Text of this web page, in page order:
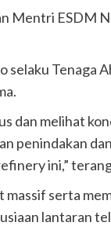
Mentri ESDM
selaku Tenaga
dan melihat
penindakan
ini,”
massif serta
lantaran